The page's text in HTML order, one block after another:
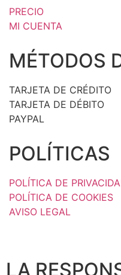
PRECIO
MI CUENTA
MÉTODOS
TARJETA DE CRÉDITO
TARJETA DE DÉBITO
PAYPAL
POLÍTICAS
POLÍTICA DE
POLÍTICA DE COOKIES
AVISO LEGAL
LA